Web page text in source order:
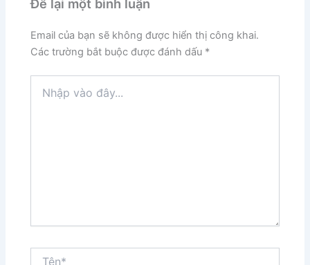
Để lại một bình luận
Email của bạn sẽ không được hiển thị công khai.
Các trường bắt buộc được đánh dấu *
vào